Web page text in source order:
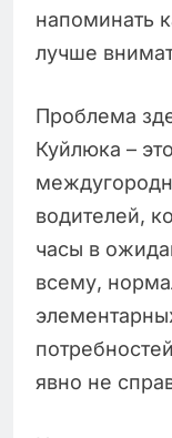
напоминать
лучше
Проблема
Куйлюка –
водителей,
часы в
всему,
явно не